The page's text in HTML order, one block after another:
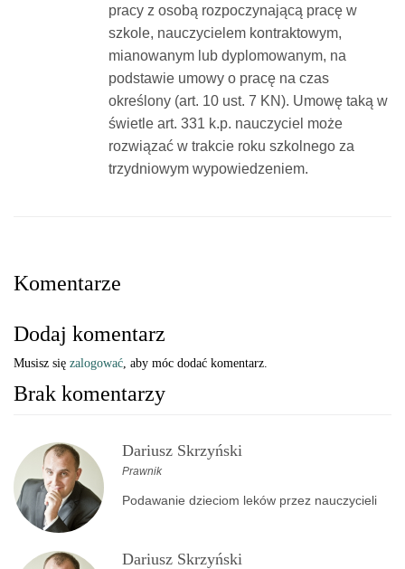
pracy z osobą rozpoczynającą pracę w
szkole, nauczycielem kontraktowym,
mianowanym lub dyplomowanym, na
podstawie umowy o pracę na czas
określony (art. 10 ust. 7 KN). Umowę taką w
świetle art. 331 k.p. nauczyciel może
rozwiązać w trakcie roku szkolnego za
trzydniowym wypowiedzeniem.
Komentarze
Dodaj komentarz
Musisz się zalogować, aby móc dodać komentarz.
Brak komentarzy
Dariusz Skrzyński
Prawnik
Podawanie dzieciom leków przez nauczycieli
Dariusz Skrzyński